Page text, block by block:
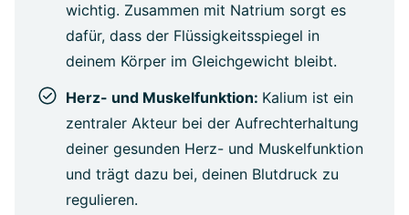
wichtig. Zusammen mit Natrium sorgt es
dafür, dass der Flüssigkeitsspiegel in
deinem Körper im Gleichgewicht bleibt.
Herz- und Muskelfunktion: Kalium ist ein
zentraler Akteur bei der Aufrechterhaltung
deiner gesunden Herz- und Muskelfunktion
und trägt dazu bei, deinen Blutdruck zu
regulieren.